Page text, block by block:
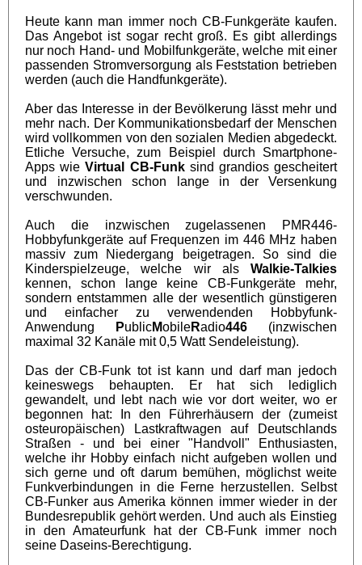
Heute kann man immer noch CB-Funkgeräte kaufen.
Das Angebot ist sogar recht groß. Es gibt allerdings
nur noch Hand- und Mobilfunkgeräte, welche mit einer
passenden Stromversorgung als Feststation betrieben
werden (auch die Handfunkgeräte).
Aber das Interesse in der Bevölkerung lässt mehr und
mehr nach. Der Kommunikationsbedarf der Menschen
wird vollkommen von den sozialen Medien abgedeckt.
Etliche Versuche, zum Beispiel durch Smartphone-
Apps wieVirtual CB-Funksind grandios gescheitert
und inzwischen schon lange in der Versenkung
verschwunden.
Auch die inzwischen zugelassenen PMR446-
Hobbyfunkgeräte auf Frequenzen im 446 MHz haben
massiv zum Niedergang beigetragen. So sind die
Kinderspielzeuge, welche wir als Walkie-Talkies
kennen, schon lange keine CB-Funkgeräte mehr,
sondern entstammen alle der wesentlich günstigeren
und einfacher zu verwendenden Hobbyfunk-
Anwendung
PublicMobileRadio446 (inzwischen
maximal 32 Kanäle mit 0,5 Watt Sendeleistung).
Das der CB-Funk tot ist kann und darf man jedoch
keineswegs behaupten. Er hat sich lediglich
gewandelt, und lebt nach wie vor dort weiter, wo er
begonnen hat: In den Führerhäusern der (zumeist
osteuropäischen) Lastkraftwagen auf Deutschlands
Straßen - und bei einer "Handvoll" Enthusiasten,
welche ihr Hobby einfach nicht aufgeben wollen und
sich gerne und oft darum bemühen, möglichst weite
Funkverbindungen in die Ferne herzustellen. Selbst
CB-Funker aus Amerika können immer wieder in der
Bundesrepublik gehört werden. Und auch als Einstieg
in den Amateurfunk hat der CB-Funk immer noch
seine Daseins-Berechtigung.